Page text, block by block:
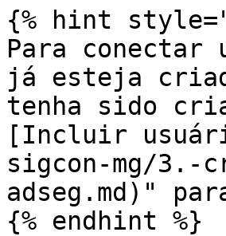
{% hint
Para conectar
já esteja
tenha sido
[Incluir
sigcon-mg/3.-
adseg.md)"
{% endhint %}